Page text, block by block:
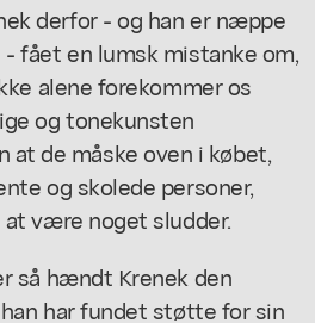
derfor - og han er næppe
fået en lumsk mistanke om,
alene forekommer os
og tonekunsten
at de måske oven i købet,
og skolede personer,
være noget sludder.
så hændt Krenek den
har fundet støtte for sin